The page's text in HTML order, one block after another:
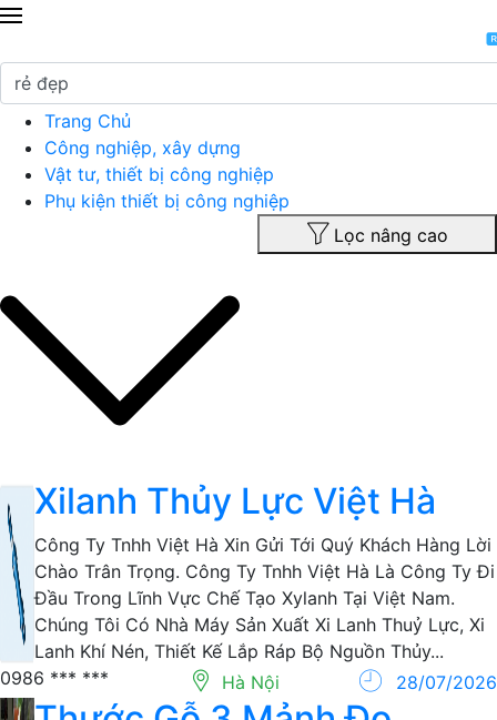
Trang Chủ
Công nghiệp, xây dựng
Vật tư, thiết bị công nghiệp
Phụ kiện thiết bị công nghiệp
Lọc nâng cao
Xilanh Thủy Lực Việt Hà
Công Ty Tnhh Việt Hà Xin Gửi Tới Quý Khách Hàng Lời
Chào Trân Trọng. Công Ty Tnhh Việt Hà Là Công Ty Đi
Đầu Trong Lĩnh Vực Chế Tạo Xylanh Tại Việt Nam.
Chúng Tôi Có Nhà Máy Sản Xuất Xi Lanh Thuỷ Lực, Xi
Lanh Khí Nén, Thiết Kế Lắp Ráp Bộ Nguồn Thủy...
0986 *** ***
Hà Nội 28/07/2026